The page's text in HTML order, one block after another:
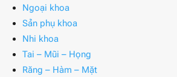
Ngoại khoa
Sản phụ khoa
Nhi khoa
Tai – Mũi – Họng
Răng – Hàm – Mặt